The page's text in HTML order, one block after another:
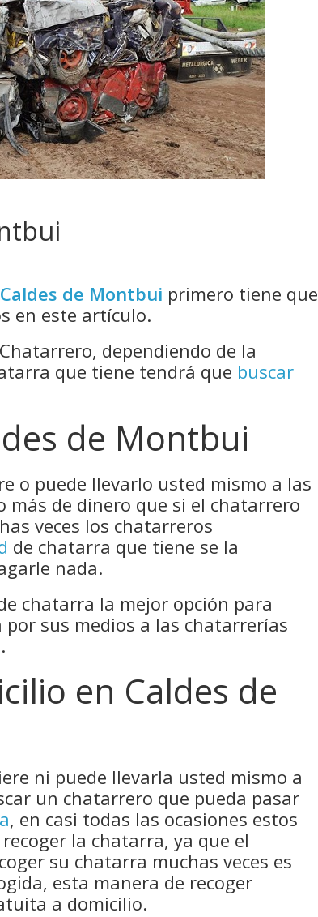
de Montbui primero tiene que
en este artículo.
dependiendo de la
que tiene tendrá que buscar
de Montbui
o puede llevarlo usted mismo a las
de dinero que si el chatarrero
veces los chatarreros
de chatarra que tiene se la
nada.
chatarra la mejor opción para
sus medios a las chatarrerías
en Caldes de
ni puede llevarla usted mismo a
un chatarrero que pueda pasar
, en casi todas las ocasiones estos
la chatarra, ya que el
su chatarra muchas veces es
esta manera de recoger
a domicilio.